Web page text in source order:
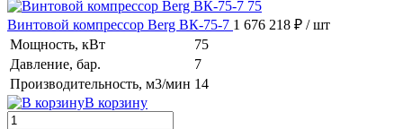
Винтовой компрессор Berg ВК-75-7 1 676 218 ₽ / шт
Мощность, кВт
75
Давление, бар.
7
Производительность, м3/мин 14
В корзину